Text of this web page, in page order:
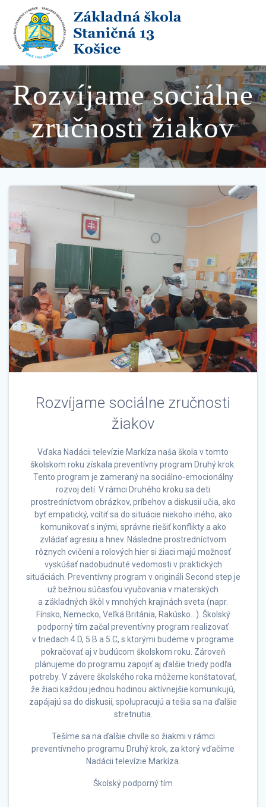
to
content
Rozvíjame sociálne
zručnosti žiakov
Rozvíjame sociálne zručnosti
žiakov
Vďaka Nadácii televízie Markíza naša škola v tomto
školskom roku získala preventívny program Druhý krok.
Tento program je zameraný na sociálno-emocionálny
rozvoj detí. V rámci Druhého kroku sa deti
prostredníctvom obrázkov, príbehov a diskusií učia, ako
byť empatický, vcítiť sa do situácie niekoho iného, ako
komunikovať s inými, správne riešiť konflikty a ako
zvládať agresiu a hnev. Následne prostredníctvom
rôznych cvičení a rolových hier si žiaci majú možnosť
vyskúšať nadobudnuté vedomosti v praktických
situáciách. Preventívny program v origináli Second step je
už bežnou súčasťou vyučovania v materských
a základných škôl v mnohých krajinách sveta (napr.
Fínsko, Nemecko, Veľká Británia, Rakúsko…). Školský
podporný tím začal preventívny program realizovať
v triedach 4.D, 5.B a 5.C, s ktorými budeme v programe
pokračovať aj v budúcom školskom roku. Zároveň
plánujeme do programu zapojiť aj ďalšie triedy podľa
potreby. V závere školského roka môžeme konštatovať,
že žiaci každou jednou hodinou aktívnejšie komunikujú,
zapájajú sa do diskusií, spolupracujú a tešia sa na ďalšie
stretnutia.
Tešíme sa na ďalšie chvíle so žiakmi v rámci
preventívneho programu Druhý krok, za ktorý vďačíme
Nadácii televízie Markíza.
Školský podporný tím